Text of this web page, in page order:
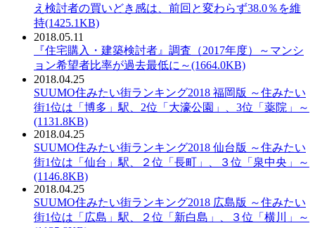
え検討者の買いどき感は、前回と変わらず38.0％を維
持(1425.1KB)
2018.05.11
PDF：
『住宅購入・建築検討者』調査（2017年度）～マンシ
ョン希望者比率が過去最低に～(1664.0KB)
2018.04.25
PDF：
SUUMO住みたい街ランキング2018 福岡版 ～住みたい
街1位は「博多」駅、2位「大濠公園」、3位「薬院」～
(1131.8KB)
2018.04.25
PDF：
SUUMO住みたい街ランキング2018 仙台版 ～住みたい
街1位は「仙台」駅、２位「長町」、３位「泉中央」～
(1146.8KB)
2018.04.25
PDF：
SUUMO住みたい街ランキング2018 広島版 ～住みたい
街1位は「広島」駅、２位「新白島」、３位「横川」～